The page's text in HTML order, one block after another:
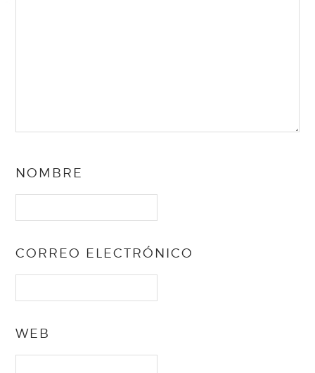
NOMBRE
CORREO ELECTRÓNICO
WEB